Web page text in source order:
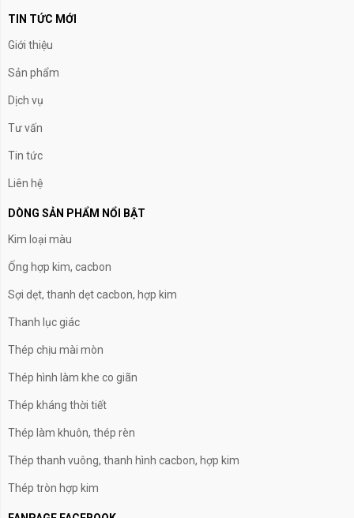
TIN TỨC MỚI
Giới thiệu
Sản phẩm
Dịch vụ
Tư vấn
Tin tức
Liên hệ
DÒNG SẢN PHẨM NỔI BẬT
Kim loại màu
Ống hợp kim, cacbon
Sợi dẹt, thanh dẹt cacbon, hợp kim
Thanh lục giác
Thép chịu mài mòn
Thép hình làm khe co giãn
Thép kháng thời tiết
Thép làm khuôn, thép rèn
Thép thanh vuông, thanh hình cacbon, hợp kim
Thép tròn hợp kim